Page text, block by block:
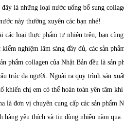
đây là những loại nước uống bổ sung
này thường xuyên các bạn nhé!
các loại thực phẩm tự nhiên trên, bạn
kiểm nghiệm lâm sàng đầy đủ, các sản
phẩm collagen của Nhật Bản đều là
trúc da người. Ngoài ra quy trình sản
khiến chị em có thể hoàn toàn yên tâm khi
là đơn vị chuyên cung cấp các sản
hàng yêu thích và tin dùng nhiều năm